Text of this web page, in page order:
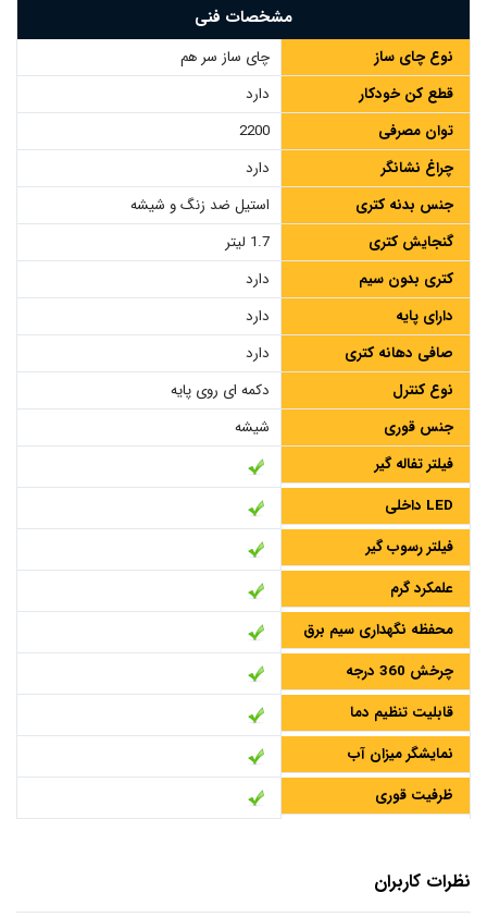
مشخصات فنی
نوع چای ساز
چای ساز سر هم
قطع کن خودکار
دارد
توان مصرفی
2200
چراغ نشانگر
دارد
جنس بدنه کتری
استیل ضد زنگ و شیشه
گنجایش کتری
1.7 لیتر
کتری بدون سیم
دارد
دارای پایه
دارد
صافی دهانه کتری
دارد
نوع کنترل
دکمه ای روی پایه
جنس قوری
شیشه
فیلتر تفاله گیر
LED داخلی
فیلتر رسوب گیر
علمکرد گرم
محفظه نگهداری سیم برق
چرخش 360 درجه
قابلیت تنظیم دما
نمایشگر میزان آب
ظرفیت قوری
نظرات کاربران